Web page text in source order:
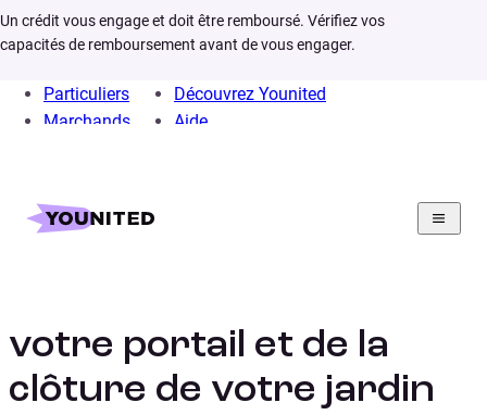
Un crédit vous engage et doit être remboursé. Vérifiez vos
capacités de remboursement avant de vous engager.
Particuliers
Marchands
Découvrez Younited
Aide
Home
Projet
Credit cloture portail
votre portail et de la
clôture de votre jardin